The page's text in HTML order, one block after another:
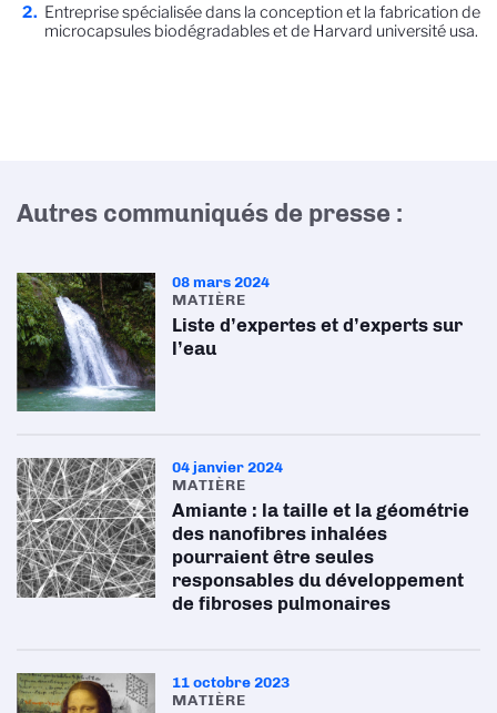
Entreprise spécialisée dans la conception et la fabrication de
microcapsules biodégradables et de Harvard université usa.
Autres communiqués de presse :
08 mars 2024
MATIÈRE
Liste d’expertes et d’experts sur
l’eau
04 janvier 2024
MATIÈRE
Amiante : la taille et la géométrie
des nanofibres inhalées
pourraient être seules
responsables du développement
de fibroses pulmonaires
11 octobre 2023
MATIÈRE